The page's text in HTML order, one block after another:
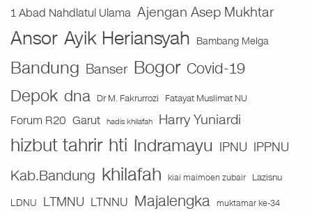
1 Abad Nahdlatul Ulama Ajengan Asep Mukhtar
Ansor Ayik Heriansyah Bambang Melga
Bandung Banser Bogor Covid-19
Depok dna Dr M. Fakrurrozi Fatayat Muslimat NU
Forum R20 Garut hadis khilafah Harry Yuniardi
hizbut tahrir hti Indramayu IPNU IPPNU
Kab.Bandung khilafah kiai maimoen zubair
Lazisnu
LDNU LTMNU LTNNU Majalengka muktamar ke-34